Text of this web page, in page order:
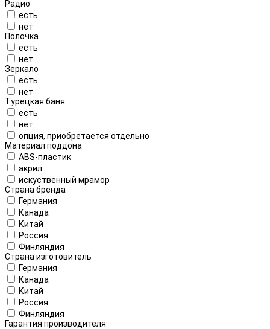
Радио
есть
нет
Полочка
есть
нет
Зеркало
есть
нет
Турецкая баня
есть
нет
опция, приобретается отдельно
Материал поддона
ABS-пластик
акрил
искуственный мрамор
Страна бренда
Германия
Канада
Китай
Россия
Финляндия
Страна изготовитель
Германия
Канада
Китай
Россия
Финляндия
Гарантия производителя